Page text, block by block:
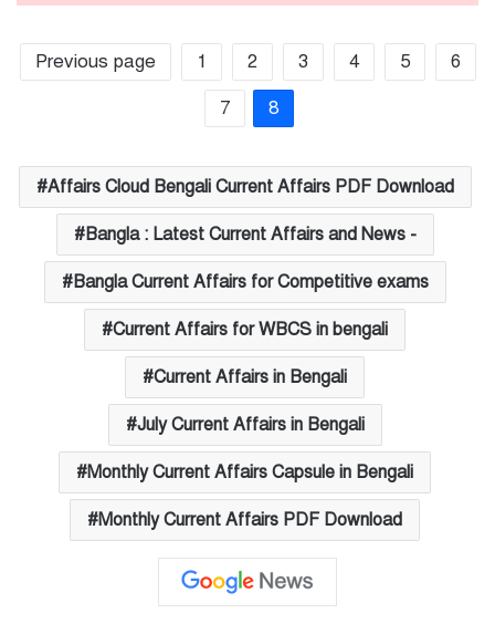
Previous page 1 2 3 4 5
6
7
8
Affairs Cloud Bengali Current Affairs PDF Download
Bangla : Latest Current Affairs and News -
Bangla Current Affairs for Competitive exams
Current Affairs for WBCS in bengali
Current Affairs in Bengali
July Current Affairs in Bengali
Monthly Current Affairs Capsule in Bengali
Monthly Current Affairs PDF Download